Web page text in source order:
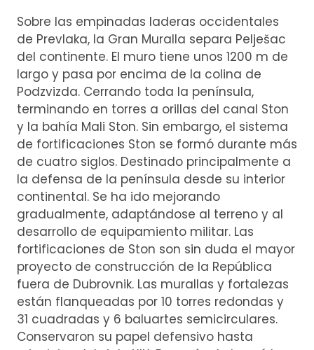
Sobre las empinadas laderas occidentales
de Prevlaka, la Gran Muralla separa Pelješac
del continente. El muro tiene unos 1200 m de
largo y pasa por encima de la colina de
Podzvizda. Cerrando toda la península,
terminando en torres a orillas del canal Ston
y la bahía Mali Ston. Sin embargo, el sistema
de fortificaciones Ston se formó durante más
de cuatro siglos. Destinado principalmente a
la defensa de la península desde su interior
continental. Se ha ido mejorando
gradualmente, adaptándose al terreno y al
desarrollo de equipamiento militar. Las
fortificaciones de Ston son sin duda el mayor
proyecto de construcción de la República
fuera de Dubrovnik. Las murallas y fortalezas
están flanqueadas por 10 torres redondas y
31 cuadradas y 6 baluartes semicirculares.
Conservaron su papel defensivo hasta